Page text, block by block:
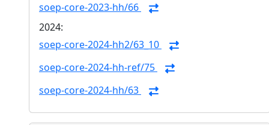
soep-core-2023-hh/66
2024:
soep-core-2024-hh2/63_10
soep-core-2024-hh-ref/75
soep-core-2024-hh/63